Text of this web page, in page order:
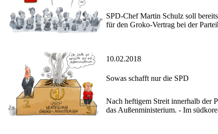
SPD-Chef Martin Schulz soll
für den Groko-Vertrag bei der
10.02.2018
Sowas schafft nur die SPD
Nach heftigem Streit innerhalb der
das Außenministerium. - Im